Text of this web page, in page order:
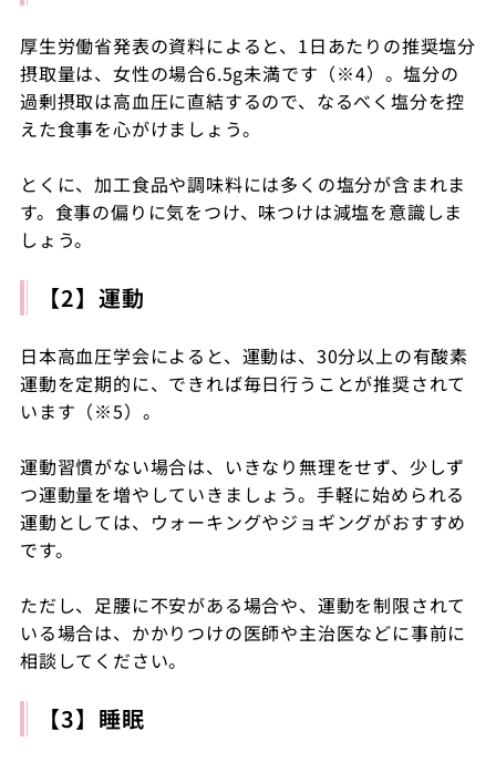
厚生労働省発表の資料によると、1日あたりの推奨塩分
摂取量は、女性の場合6.5g未満です（※4）。塩分の
過剰摂取は高血圧に直結するので、なるべく塩分を控
えた食事を心がけましょう。
とくに、加工食品や調味料には多くの塩分が含まれま
す。食事の偏りに気をつけ、味つけは減塩を意識しま
しょう。
【2】運動
日本高血圧学会によると、運動は、30分以上の有酸素
運動を定期的に、できれば毎日行うことが推奨されて
います（※5）。
運動習慣がない場合は、いきなり無理をせず、少しず
つ運動量を増やしていきましょう。手軽に始められる
運動としては、ウォーキングやジョギングがおすすめ
です。
ただし、足腰に不安がある場合や、運動を制限されて
いる場合は、かかりつけの医師や主治医などに事前に
相談してください。
【3】睡眠